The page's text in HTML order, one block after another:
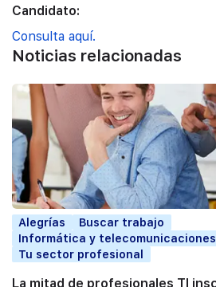
Candidato:
Consulta aquí.
Noticias relacionadas
Alegrías
Buscar trabajo
Informática y telecomunicaciones
Tu sector profesional
La mitad de profesionales TI